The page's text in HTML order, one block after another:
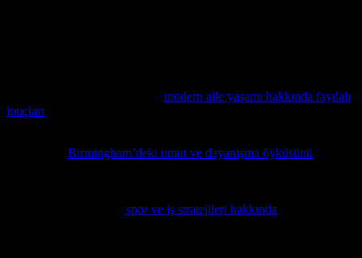
modern aile yaşamı hakkında faydalı
ipuçları
Birmingham’deki umut ve dayanışma öyküsünü
spor ve iş stratejileri hakkında